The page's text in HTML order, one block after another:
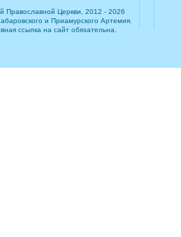
Православной Церкви, 2012 - 2026
и Приамурского Артемия.
ссылка на сайт обязательна.